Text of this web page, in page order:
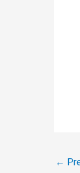
←